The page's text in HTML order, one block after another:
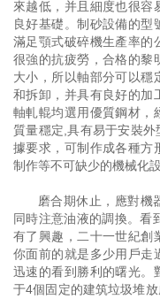
來越低，并且細度也很容
良好基礎。制砂設備的型
滿足顎式破碎機生產率的
很強的抗疲勞，合格的黎
大小，所以軸部分可以穩
和拆卸，并具有良好的加
軸軋輥均選用優質鋼材，
質量穩定,具有易于安裝
據要求，可制作成各種方
制作等不可缺少的機械化
磨合期休止，應對機
同時注意油液的調換。看
有了興趣，二十一世紀創
你面前的就是多少用戶走
迅速的看到勝利的曙光。
于4個固定的建筑垃圾堆